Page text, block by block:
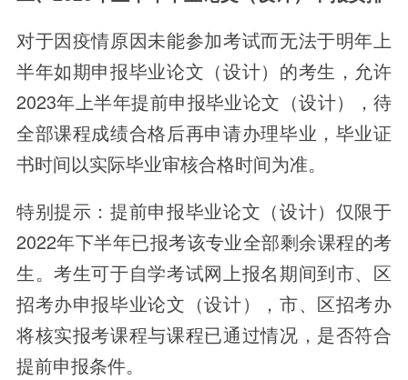
对于因疫情原因未能参加考试而无法于明年上
半年如期申报毕业论文（设计）的考生，允许
2023年上半年提前申报毕业论文（设计），待
全部课程成绩合格后再申请办理毕业，毕业证
书时间以实际毕业审核合格时间为准。
特别提示：提前申报毕业论文（设计）仅限于
2022年下半年已报考该专业全部剩余课程的考
生。考生可于自学考试网上报名期间到市、区
招考办申报毕业论文（设计），市、区招考办
将核实报考课程与课程已通过情况，是否符合
提前申报条件。